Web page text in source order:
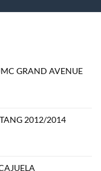
GRAND AVENUE
2012/2014